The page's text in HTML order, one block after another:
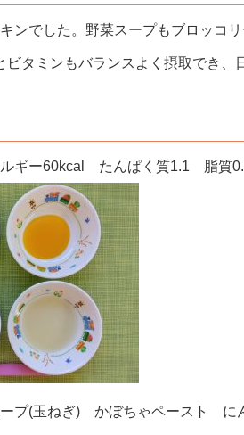
ンでした。野菜スープもブロッコ
ビタミンもバランスよく摂取でき
ルギー60kcal たんぱく質1.1 脂質
プ(玉ねぎ) かぼちゃペースト に